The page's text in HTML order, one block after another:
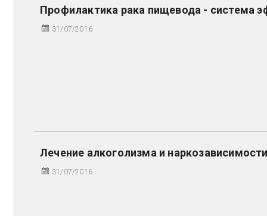
Профилактика рака пищевода - система
31/07/2016
Лечение алкоголизма и
31/07/2016